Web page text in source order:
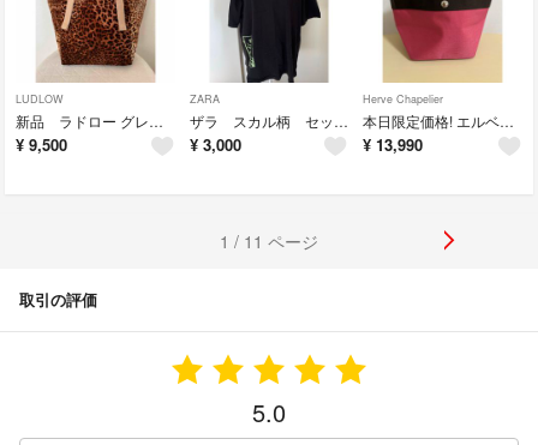
LUDLOW
新品 ラドロー グレープハンドル 豹柄 ベロア
¥ 9,500
ZARA
ザラ スカル柄 セットアップ L 超美品
¥ 3,000
Herve Chapelier
本日限定価格! エルベシャプリエ 701c コーデュラ舟形トートS 超美品
¥ 13,990
1 / 11 ページ
取引の評価
5.0